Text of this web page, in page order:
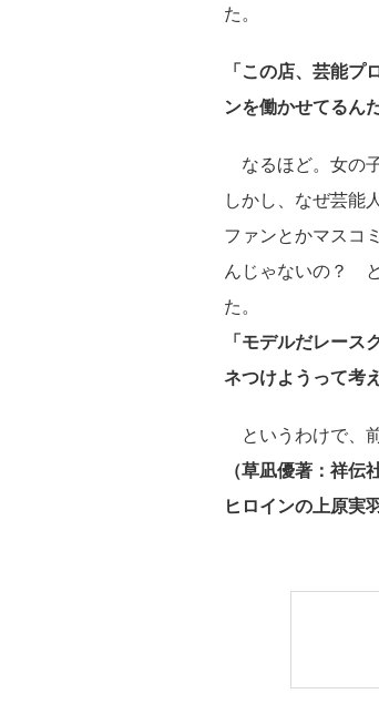
た。
「この店、芸能
ンを働かせてるん
なるほど。女の
しかし、なぜ芸能
ファンとかマスコ
んじゃないの？
た。
「モデルだレース
ネつけようって考
というわけで、
（草凪優著：祥伝
ヒロインの上原実